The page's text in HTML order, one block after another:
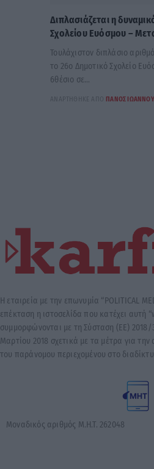
Διπλασιάζεται η
Σχολείου Ευόσμου –
Τουλάχιστον διπλάσιο
το 26ο Δημοτικό Σχολείο
6θέσιο σε...
ΑΝΑΡΤΉΘΗΚΕ ΑΠΌ ΠΆΝΟΣ ΙΩΆΝΝΟΥ
Η εταιρεία με την επωνυμία “POLITICAL
επέκταση η ιστοσελίδα που κατέχει αυτή
συμμορφώνονται με τη Σύσταση (ΕΕ) 2018/
Μαρτίου 2018 σχετικά με τα μέτρα για
του παράνομου περιεχομένου στο
Μοναδικός αριθμός Μ.Η.Τ. 262048